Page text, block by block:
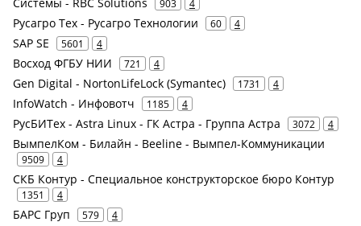
Системы - RBC Solutions
903 4
Русагро Тех - Русагро Технологии 60 4
SAP SE 5601 4
Восход ФГБУ НИИ 721 4
Gen Digital - NortonLifeLock (Symantec) 1731 4
InfoWatch - Инфовотч 1185 4
РусБИТех - Astra Linux - ГК Астра - Группа Астра 3072 4
ВымпелКом - Билайн - Beeline - Вымпел-Коммуникации
9509 4
СКБ Контур - Специальное конструкторское бюро Контур
1351 4
БАРС Груп 579 4